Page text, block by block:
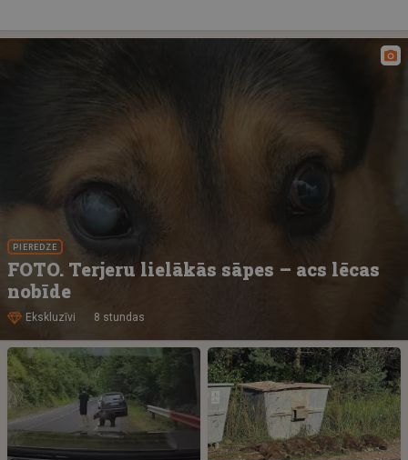
PIEREDZE
FOTO. Terjeru lielākās sāpes – acs lēcas
nobīde
Ekskluzīvi 8 stundas